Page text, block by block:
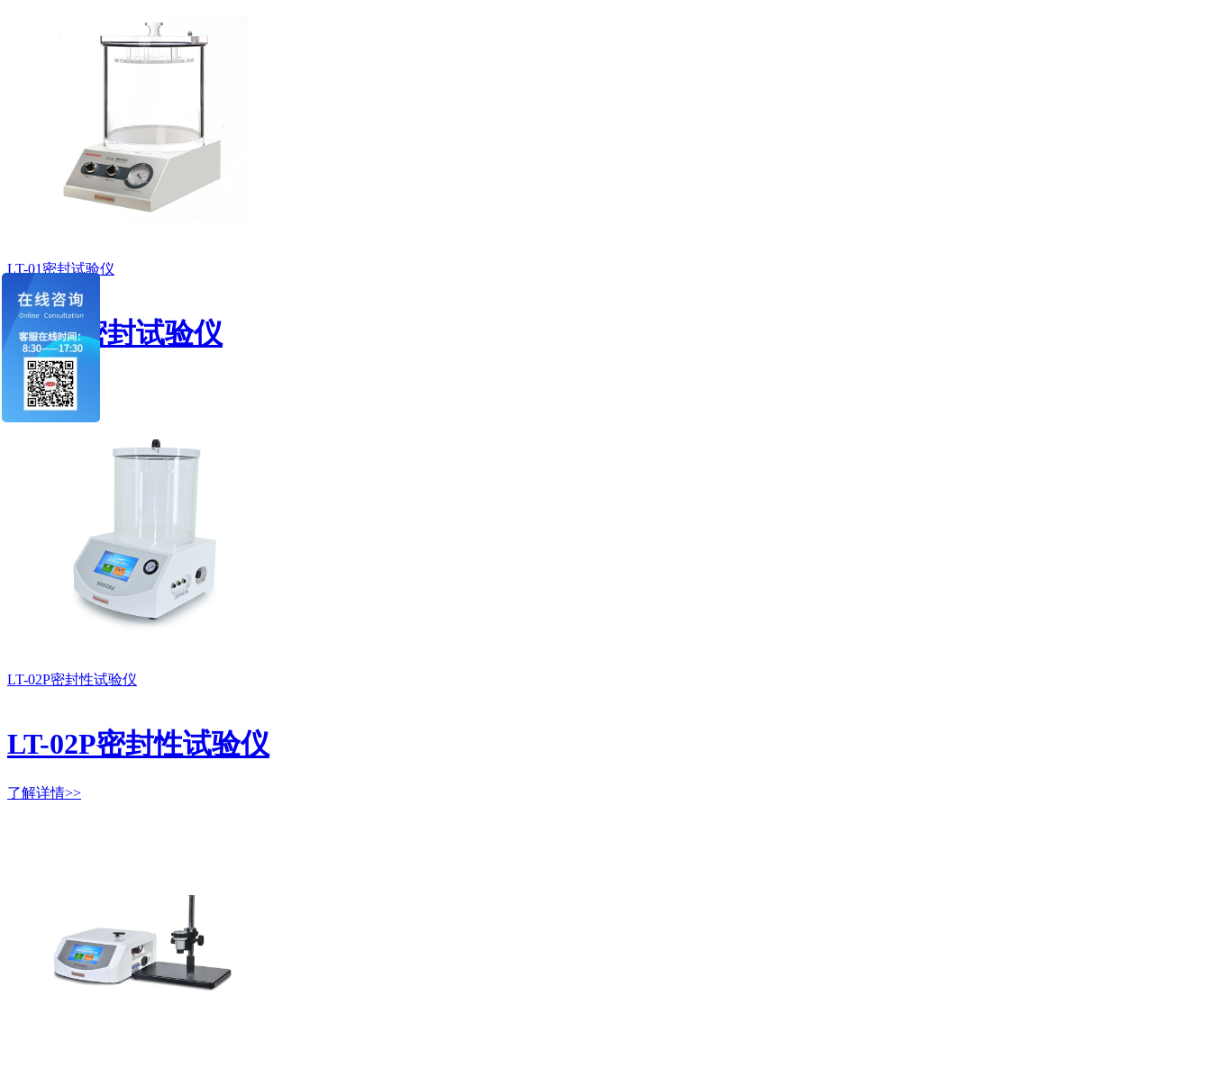
LT-01密封试验仪
LT-01密封试验仪
了解详情>>
LT-02P密封性试验仪
LT-02P密封性试验仪
了解详情>>